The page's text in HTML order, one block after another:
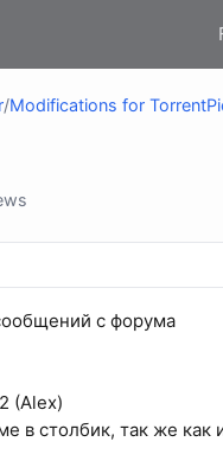
/Modifications for
с форума
(Alex)
в столбик, так же